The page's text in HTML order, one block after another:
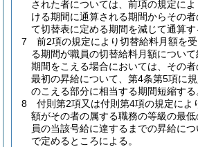
された者については、前項の規定に
ける期間に通算される期間からその
て切替表に定める期間を減じて通算す
7
前2項の規定により切替給料月額を
る期間が職員の切替給料月額につい
期間をこえる場合においては、その
最初の昇給について、第4条第5項に
のこえる部分に相当する期間短縮する
8
付則第2項又は付則第4項の規定によ
額がその者の属する職務の等級の最
員の当該号給に達するまでの昇給に
で定めるところによる。